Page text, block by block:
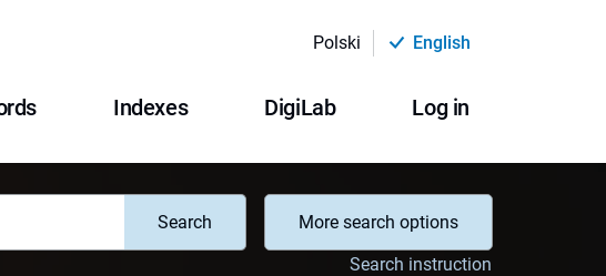
Polski English
Indexes DigiLab Log in
Search
More search options
Search instruction